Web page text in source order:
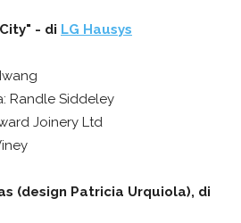
- di LG Hausys
Randle Siddeley
Joinery Ltd
(design Patricia Urquiola), di